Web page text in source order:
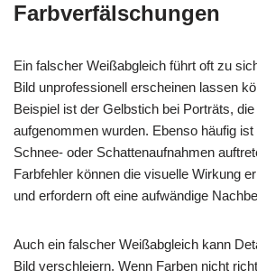
Farbverfälschungen
Ein falscher Weißabgleich führt oft zu
Bild unprofessionell erscheinen lassen
Beispiel ist der Gelbstich bei Porträts,
aufgenommen wurden. Ebenso häufig
Schnee- oder Schattenaufnahmen
Farbfehler können die visuelle Wirkung
und erfordern oft eine aufwändige
Auch ein falscher Weißabgleich kann
Bild verschleiern. Wenn Farben nicht